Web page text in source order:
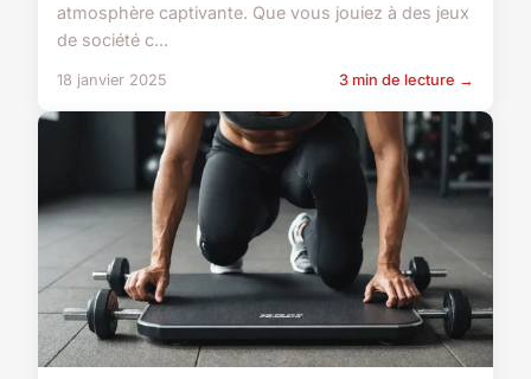
atmosphère captivante. Que vous jouiez à des jeux
de société c...
18 janvier 2025 3 min de lecture →